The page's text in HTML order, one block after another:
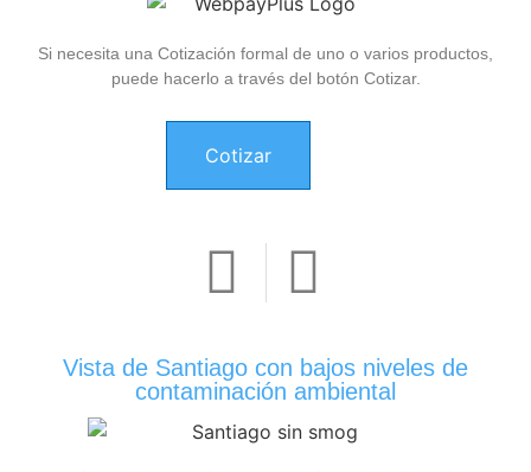
Si necesita una Cotización formal de uno o varios productos,
puede hacerlo a través del botón Cotizar.
Cotizar
Vista de Santiago con bajos niveles de
contaminación ambiental